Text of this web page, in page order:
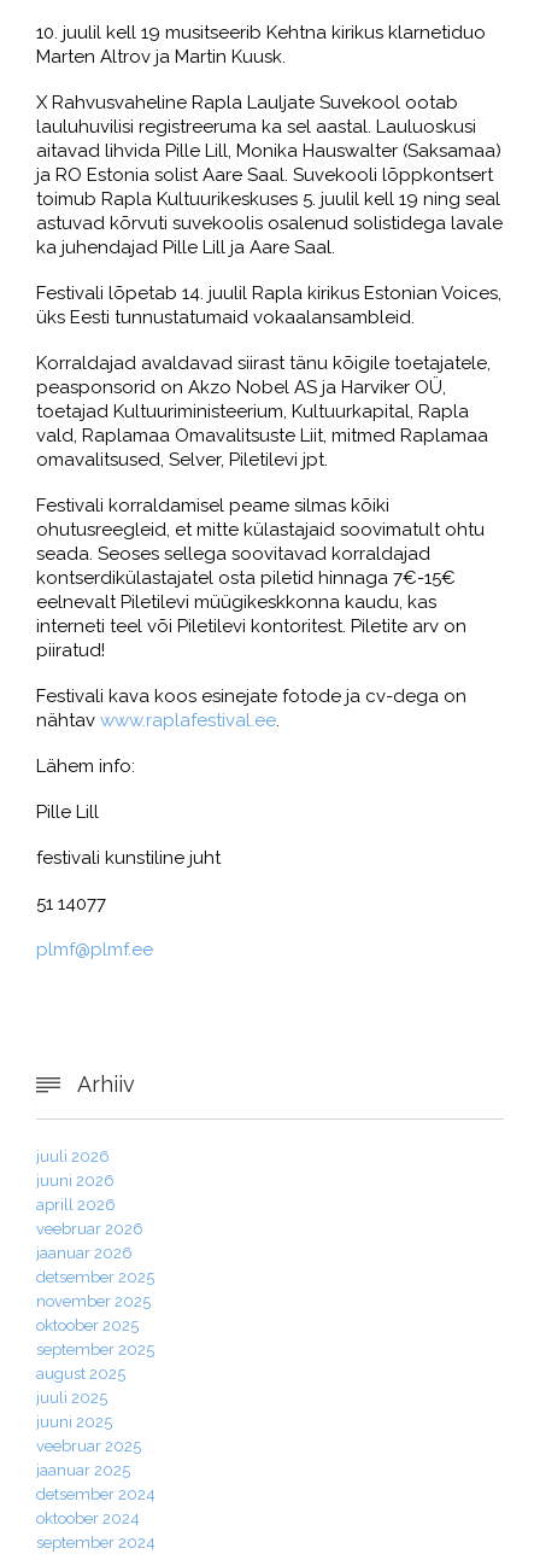
10. juulil kell 19 musitseerib Kehtna kirikus klarnetiduo
Marten Altrov ja Martin Kuusk.
X Rahvusvaheline Rapla Lauljate Suvekool ootab
lauluhuvilisi registreeruma ka sel aastal. Lauluoskusi
aitavad lihvida Pille Lill, Monika Hauswalter (Saksamaa)
ja RO Estonia solist Aare Saal. Suvekooli lõppkontsert
toimub Rapla Kultuurikeskuses 5. juulil kell 19 ning seal
astuvad kõrvuti suvekoolis osalenud solistidega lavale
ka juhendajad Pille Lill ja Aare Saal.
Festivali lõpetab 14. juulil Rapla kirikus Estonian Voices,
üks Eesti tunnustatumaid vokaalansambleid.
Korraldajad avaldavad siirast tänu kõigile toetajatele,
peasponsorid on Akzo Nobel AS ja Harviker OÜ,
toetajad Kultuuriministeerium, Kultuurkapital, Rapla
vald, Raplamaa Omavalitsuste Liit, mitmed Raplamaa
omavalitsused, Selver, Piletilevi jpt.
Festivali korraldamisel peame silmas kõiki
ohutusreegleid, et mitte külastajaid soovimatult ohtu
seada. Seoses sellega soovitavad korraldajad
kontserdikülastajatel osta piletid hinnaga 7€-15€
eelnevalt Piletilevi müügikeskkonna kaudu, kas
interneti teel või Piletilevi kontoritest. Piletite arv on
piiratud!
Festivali kava koos esinejate fotode ja cv-dega on
nähtav www.raplafestival.ee.
Lähem info:
Pille Lill
festivali kunstiline juht
51 14077
plmf@plmf.ee
 Arhiiv
juuli 2026
juuni 2026
aprill 2026
veebruar 2026
jaanuar 2026
detsember 2025
november 2025
oktoober 2025
september 2025
august 2025
juuli 2025
juuni 2025
veebruar 2025
jaanuar 2025
detsember 2024
oktoober 2024
september 2024